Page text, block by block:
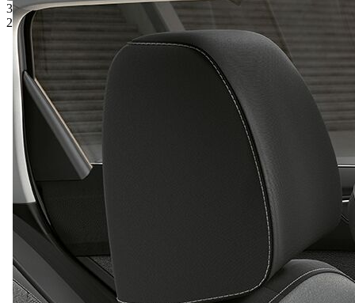
30.803,-‍ €1Odporúčaná maloobchodná cena
28.888,-‍ €
5